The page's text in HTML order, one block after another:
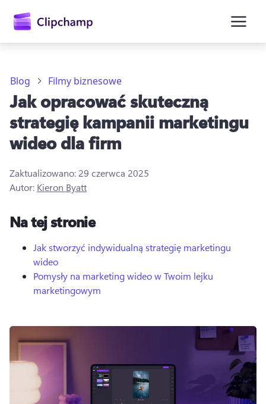
głównej
Zaloguj się
Wypróbuj bezpłatnie
Blog Filmy biznesowe
Jak opracować skuteczną
strategię kampanii marketingu
wideo dla firm
Zaktualizowano: 29 czerwca 2025
Autor: Kieron Byatt
Na tej stronie
Jak stworzyć indywidualną strategię marketingu
wideo
Pomysły na marketing wideo w Twoim lejku
marketingowym